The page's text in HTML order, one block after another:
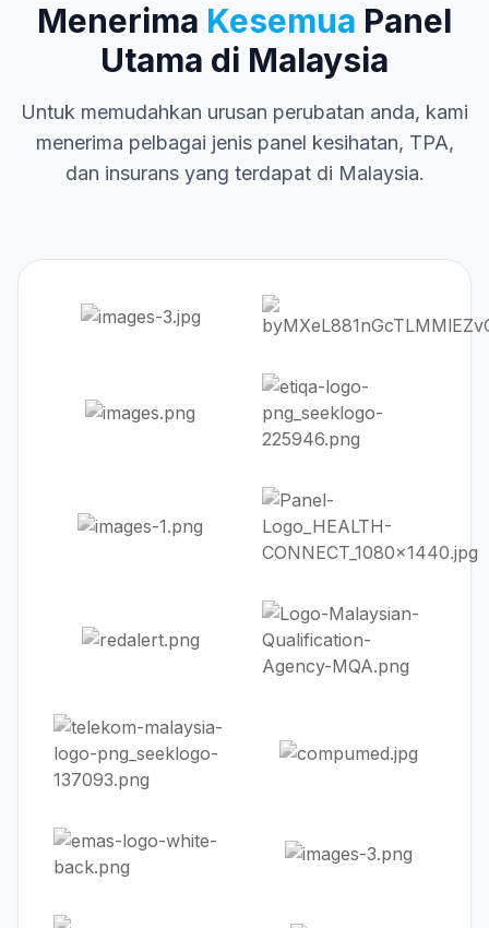
Menerima Kesemua Panel
Utama di Malaysia
Untuk memudahkan urusan perubatan anda, kami
menerima pelbagai jenis panel kesihatan, TPA,
dan insurans yang terdapat di Malaysia.